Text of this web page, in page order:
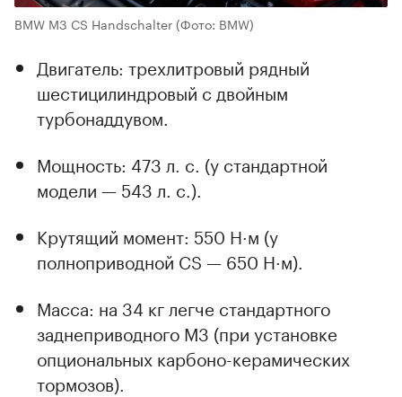
BMW M3 CS Handschalter(Фото: BMW)
Двигатель: трехлитровый рядный
шестицилиндровый с двойным
турбонаддувом.
Мощность: 473 л. с. (у стандартной
модели — 543 л. с.).
Крутящий момент: 550 Н·м (у
полноприводной CS — 650 Н·м).
Масса: на 34 кг легче стандартного
заднеприводного M3 (при установке
опциональных карбоно-керамических
тормозов).